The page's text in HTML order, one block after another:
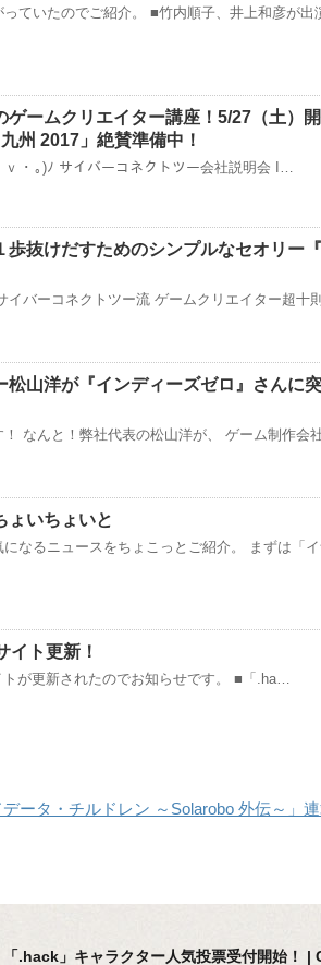
ていたのでご紹介。 ■竹内順子、井上和彦が出
ゲームクリエイター講座！5/27（土）
州 2017」絶賛準備中！
ｖ ･ ｡)ﾉ サイバーコネクトツー会社説明会 I…
歩抜けだすためのシンプルなセオリー
イバーコネクトツー流 ゲームクリエイター超十則
松山洋が『インディーズゼロ』さんに
なんと！弊社代表の松山洋が、 ゲーム制作会
ょいちょいと
になるニュースをちょこっとご紹介。 まずは「
イト更新！
トが更新されたのでお知らせです。 ■「.ha…
ータ・チルドレン ～Solarobo 外伝～」
「.hack」キャラクター人気投票受付開始！ |